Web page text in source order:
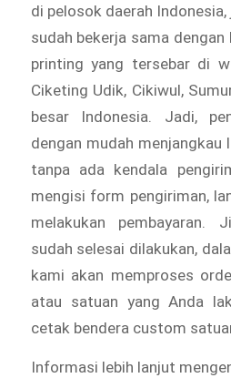
di pelosok daerah
sudah bekerja sama
printing yang tersebar di
Ciketing Udik, Cikiwul,
besar Indonesia. Jadi,
dengan mudah
tanpa ada kendala
mengisi form pengiriman,
melakukan pembayaran.
sudah selesai dilakukan,
kami akan memproses
atau satuan yang Anda
cetak bendera custom
Informasi lebih lanjut